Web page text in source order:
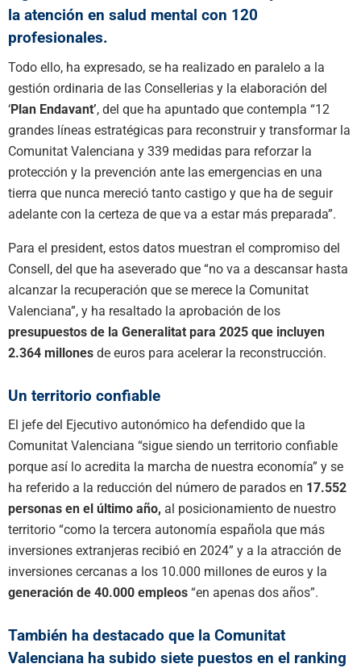
la atención en salud mental con 120
profesionales.
Todo ello, ha expresado, se ha realizado en paralelo a la
gestión ordinaria de las Consellerias y la elaboración del
‘Plan Endavant’, del que ha apuntado que contempla “12
grandes líneas estratégicas para reconstruir y transformar la
Comunitat Valenciana y 339 medidas para reforzar la
protección y la prevención ante las emergencias en una
tierra que nunca mereció tanto castigo y que ha de seguir
adelante con la certeza de que va a estar más preparada”.
Para el president, estos datos muestran el compromiso del
Consell, del que ha aseverado que “no va a descansar hasta
alcanzar la recuperación que se merece la Comunitat
Valenciana”, y ha resaltado la aprobación de los
presupuestos de la Generalitat para 2025 que incluyen
2.364 millones de euros para acelerar la reconstrucción.
Un territorio confiable
El jefe del Ejecutivo autonómico ha defendido que la
Comunitat Valenciana “sigue siendo un territorio confiable
porque así lo acredita la marcha de nuestra economía” y se
ha referido a la reducción del número de parados en 17.552
personas en el último año, al posicionamiento de nuestro
territorio “como la tercera autonomía española que más
inversiones extranjeras recibió en 2024” y a la atracción de
inversiones cercanas a los 10.000 millones de euros y la
generación de 40.000 empleos “en apenas dos años”.
También ha destacado que la Comunitat
Valenciana ha subido siete puestos en el ranking